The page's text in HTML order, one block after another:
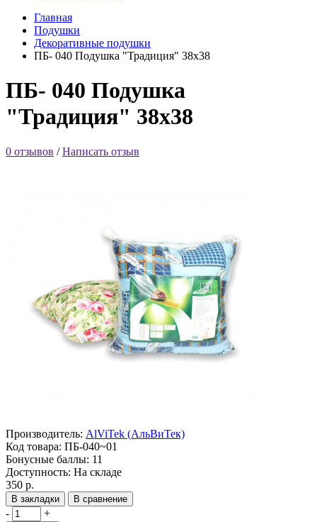
Главная
Подушки
Декоративные подушки
ПБ- 040 Подушка "Традиция" 38х38
ПБ- 040 Подушка
"Традиция" 38х38
0 отзывов /Написать отзыв
Производитель: AlViTek (АльВиТек)
Код товара: ПБ-040~01
Бонусные баллы: 11
Доступность: На складе
350 р.
В закладки В сравнение
- +